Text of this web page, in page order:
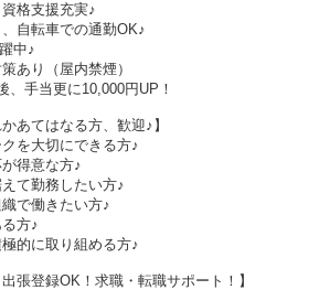
格支援充実♪
自転車での通勤OK♪
中♪
あり（屋内禁煙）
手当更に10,000円UP！
かあてはなる方、歓迎♪】
を大切にできる方♪
得意な方♪
て勤務したい方♪
で働きたい方♪
方♪
的に取り組める方♪
出張登録OK！求職・転職サポート！】